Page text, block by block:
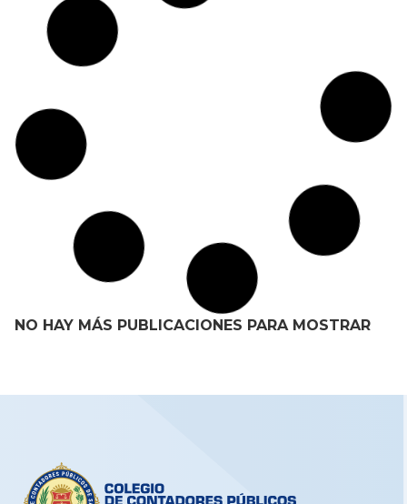
NO HAY MÁS PUBLICACIONES PARA MOSTRAR